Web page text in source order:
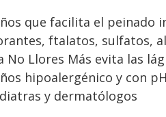
que facilita el peinado
ftalatos, sulfatos,
Llores Más evita las
hipoalergénico y con
y dermatólogos